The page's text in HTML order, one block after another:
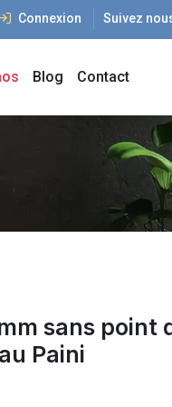
Connexion Suivez
Blog Contact
sans point
Paini